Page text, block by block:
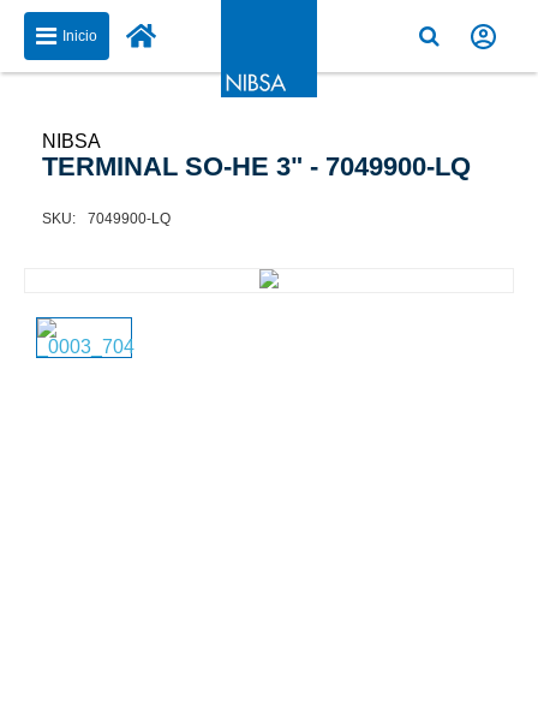
Inicio
NIBSA
TERMINAL SO-HE 3" - 7049900-LQ
7049900-LQ